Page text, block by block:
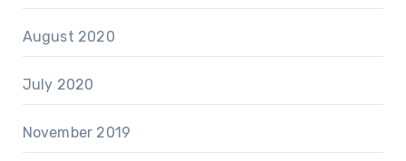
August 2020
July 2020
November 2019